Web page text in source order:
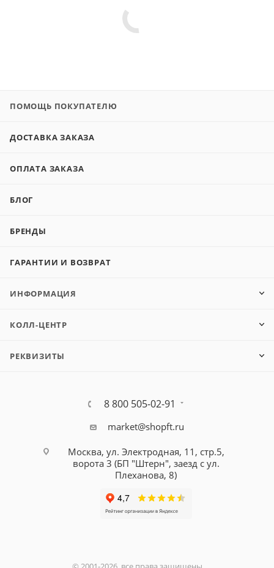
ПОМОЩЬ ПОКУПАТЕЛЮ
ДОСТАВКА ЗАКАЗА
ОПЛАТА ЗАКАЗА
БЛОГ
БРЕНДЫ
ГАРАНТИИ И ВОЗВРАТ
ИНФОРМАЦИЯ
КОЛЛ-ЦЕНТР
РЕКВИЗИТЫ
8 800 505-02-91
market@shopft.ru
Москва, ул. Электродная, 11, стр.5,
ворота 3 (БП "Штерн", заезд с ул.
Плеханова, 8)